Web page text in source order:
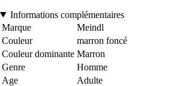
Informations complémentaires
Marque
Meindl
Couleur
marron foncé
Couleur dominante Marron
Genre
Homme
Age
Adulte